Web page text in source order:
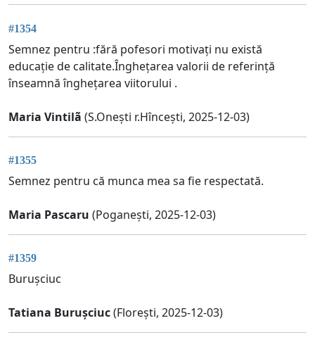
#1354
Semnez pentru :fără pofesori motivați nu există
educație de calitate.Înghețarea valorii de referință
înseamnă înghețarea viitorului .
Maria Vintilã (S.Onești r.Hîncești, 2025-12-03)
#1355
Semnez pentru că munca mea sa fie respectată.
Maria Pascaru (Poganești, 2025-12-03)
#1359
Burușciuc
Tatiana Burușciuc(Florești, 2025-12-03)